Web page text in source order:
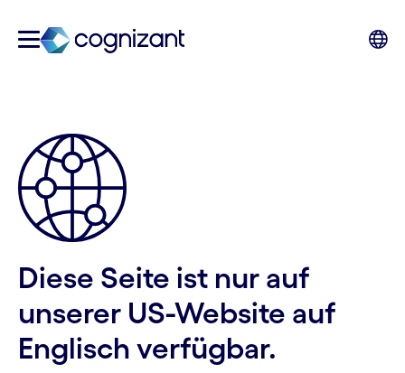
Diese Seite ist nur auf
unserer US-Website auf
Englisch verfügbar.